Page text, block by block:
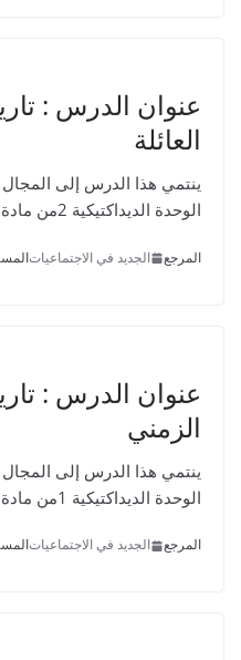
عنوان الدرس :
العائلة
الوحدة الديداكتيكية 2من مادة
المرجع الجديد في الاجتماعيات
عنوان الدرس :
الزمني
الوحدة الديداكتيكية 1من مادة
المرجع الجديد في الاجتماعيات